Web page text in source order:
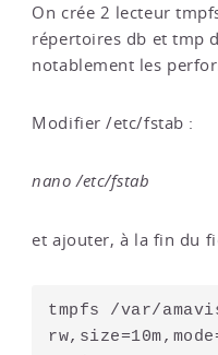
On crée 2 lecteur
répertoires db et tmp
notablement les
Modifier /etc/fstab :
nano /etc/fstab
et ajouter, à la fin du